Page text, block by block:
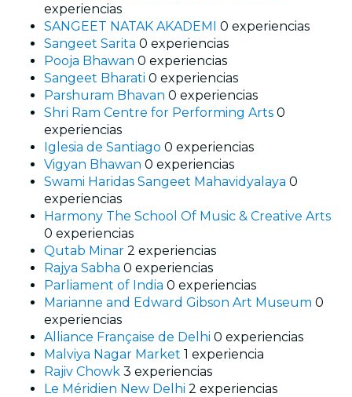
experiencias
SANGEET NATAK AKADEMI 0 experiencias
Sangeet Sarita 0 experiencias
Pooja Bhawan 0 experiencias
Sangeet Bharati 0 experiencias
Parshuram Bhavan 0 experiencias
Shri Ram Centre for Performing Arts 0
experiencias
Iglesia de Santiago 0 experiencias
Vigyan Bhawan 0 experiencias
Swami Haridas Sangeet Mahavidyalaya 0
experiencias
Harmony The School Of Music & Creative Arts
0 experiencias
Qutab Minar 2 experiencias
Rajya Sabha 0 experiencias
Parliament of India 0 experiencias
Marianne and Edward Gibson Art Museum 0
experiencias
Alliance Française de Delhi 0 experiencias
Malviya Nagar Market 1 experiencia
Rajiv Chowk 3 experiencias
Le Méridien New Delhi 2 experiencias